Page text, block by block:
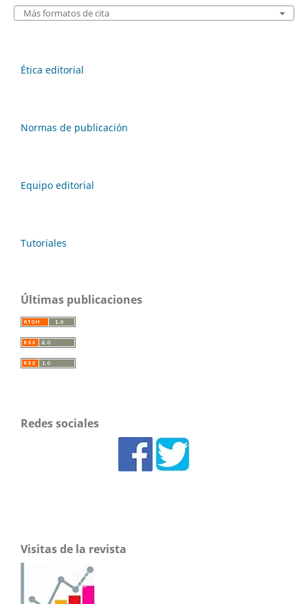
Más formatos de cita
Ética editorial
Normas de publicación
Equipo editorial
Tutoriales
Últimas publicaciones
Redes sociales
Visitas de la revista